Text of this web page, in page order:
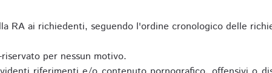
RA ai richiedenti, seguendo l'ordine cronologico delle
per nessun motivo.